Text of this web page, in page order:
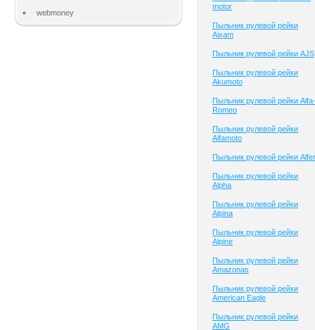
webmoney
motor
Пыльник рулевой рейки
Aixam
Пыльник рулевой рейки AJS
Пыльник рулевой рейки
Akumoto
Пыльник рулевой рейки Alfa-
Romeo
Пыльник рулевой рейки
Alfamoto
Пыльник рулевой рейки Alfer
Пыльник рулевой рейки
Alpha
Пыльник рулевой рейки
Alpina
Пыльник рулевой рейки
Alpine
Пыльник рулевой рейки
Amazonas
Пыльник рулевой рейки
American Eagle
Пыльник рулевой рейки
AMG